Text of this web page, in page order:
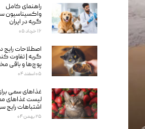
راهنمای کامل
واکسیناسیون
گربه در ایران
۱۶ خرداد ۰۵
اصطلاحات رایج
گربه | تفاوت
پوچ‌ها و باقی
۰۵ اسفند ۰۴
غذاهای سمی
لیست غذاهای
اشتباهات رایج
۲۵ بهمن ۰۴